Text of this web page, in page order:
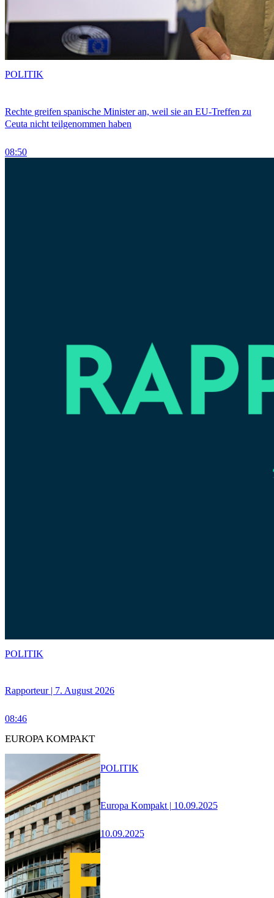
Rechte greifen spanische Minister an, weil sie an EU-Treffen zu
Ceuta nicht teilgenommen haben
08:50
POLITIK
Rapporteur | 7. August 2026
08:46
POLITIK
EUROPA KOMPAKT
Europa Kompakt | 10.09.2025
10.09.2025
POLITIK